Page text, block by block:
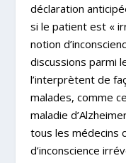
déclaration
si le patient est «
notion
discussions parmi
l’interprètent de
malades, comme
maladie
tous les médecins
d’inconscience